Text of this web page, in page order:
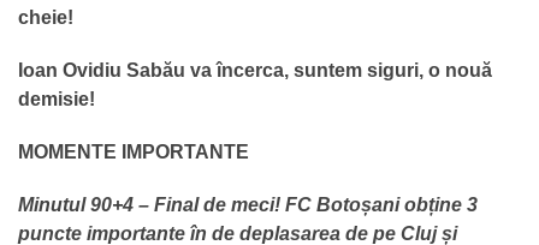
cheie!
Ioan Ovidiu Sabău va încerca, suntem siguri, o nouă
demisie!
MOMENTE IMPORTANTE
Minutul 90+4 – Final de meci! FC Botoșani obține 3
puncte importante în de deplasarea de pe Cluj și